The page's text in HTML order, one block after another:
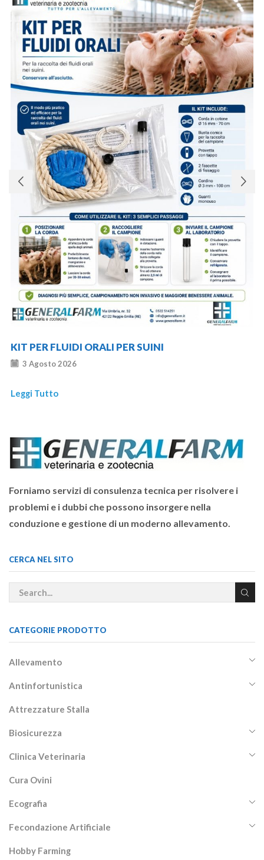
KIT PER FLUIDI ORALI PER SUINI
3 Agosto 2026
Leggi Tutto
Forniamo servizi di consulenza tecnica per risolvere i
problemi e i dubbi che possono insorgere nella
conduzione e gestione di un moderno allevamento.
CERCA NEL SITO
CATEGORIE PRODOTTO
Allevamento
Antinfortunistica
Attrezzature Stalla
Biosicurezza
Clinica Veterinaria
Cura Ovini
Ecografia
Fecondazione Artificiale
Hobby Farming